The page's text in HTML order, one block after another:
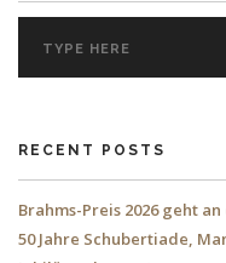
RECENT POSTS
Brahms-Preis 2026 geht
50 Jahre Schubertiade,